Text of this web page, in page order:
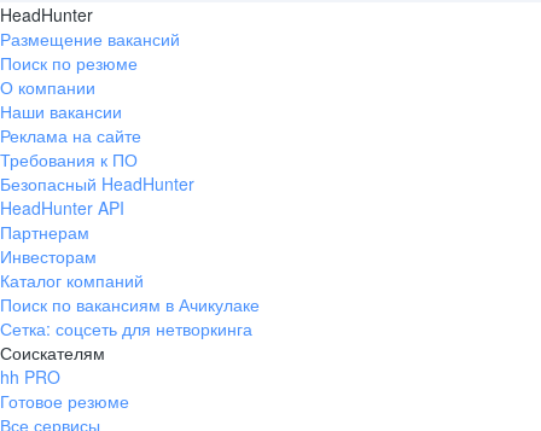
HeadHunter
Размещение вакансий
Поиск по резюме
О компании
Наши вакансии
Реклама на сайте
Требования к ПО
Безопасный HeadHunter
HeadHunter API
Партнерам
Инвесторам
Каталог компаний
Поиск по вакансиям в Ачикулаке
Сетка: соцсеть для нетворкинга
Соискателям
hh PRO
Готовое резюме
Все сервисы